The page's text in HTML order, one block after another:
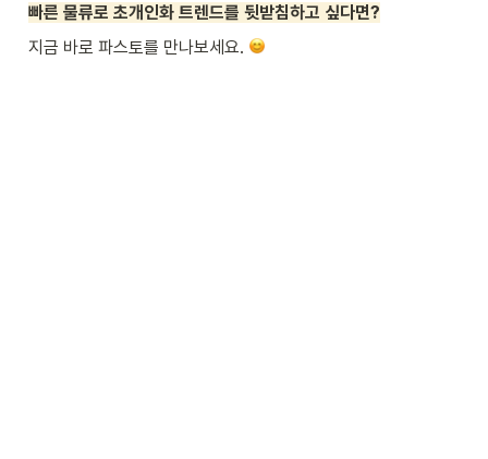
빠른 물류로 초개인화 트렌드를 뒷받침하고 싶다면?
지금 바로 파스토를 만나보세요.